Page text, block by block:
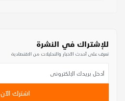
للإشتراك في النشرة
تعرف على أحدث الأخبار والتحليلات من الاقتصادية
اشترك الآن